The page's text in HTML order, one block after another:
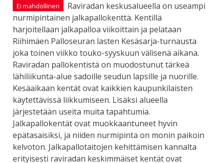
Ei mahdollinen
Raviradan keskusalueella on useampi
nurmipintainen jalkapallokenttä. Kentillä
harjoitellaan jalkapalloa viikoittain ja pelataan
Riihimäen Palloseuran lasten Kesäsarja-turnausta
joka toinen viikko touko-syyskuun välisenä aikana.
Raviradan pallokentistä on muodostunut tärkeä
lähiliikunta-alue sadoille seudun lapsille ja nuorille.
Kesäaikaan kentät ovat kaikkien kaupunkilaisten
käytettävissä liikkumiseen. Lisäksi alueella
järjestetään useita muita tapahtumia.
Jalkapallokentät ovat muokkaantuneet hyvin
epätasaisiksi, ja niiden nurmipinta on monin paikoin
kelvoton. Jalkapallotaitojen kehittämisen kannalta
erityisesti raviradan keskimmäiset kentät ovat